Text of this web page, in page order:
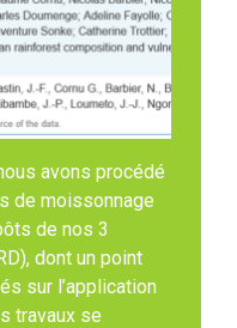
avons procédé
de moissonnage
de nos 3
dont un point
sur l’application
travaux se